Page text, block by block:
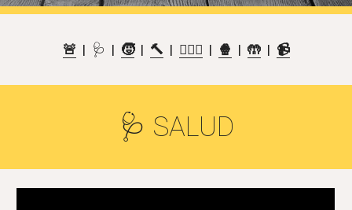
🚨
  |  🩺  |
🧒
  |
🔨
  |
🏋🏽‍♀️
  |
🍿
  |
🤲
  |
📹
🩺 SALUD